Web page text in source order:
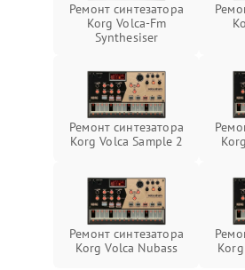
Ремонт синтезатора
Korg Volca-Fm
Synthesiser
Ремонт синтезатора
Korg Volca Sample 2
Ремонт синтезатора
Korg Volca Nubass